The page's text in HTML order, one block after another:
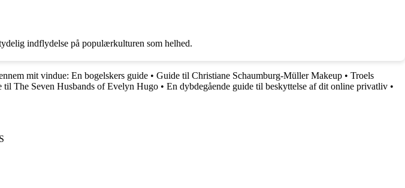
indflydelse på populærkulturen som helhed.
mit vindue: En bogelskers guide • Guide til Christiane Schaumburg-Müller Makeup • Troels
The Seven Husbands of Evelyn Hugo • En dybdegående guide til beskyttelse af dit online privatliv •